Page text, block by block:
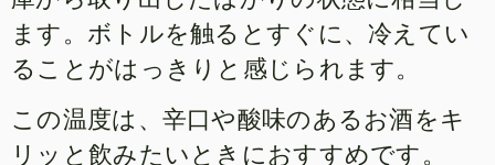
ます。ボトルを触るとすぐに、冷えてい
ることがはっきりと感じられます。
この温度は、辛口や酸味のあるお酒をキ
リッと飲みたいときにおすすめです。